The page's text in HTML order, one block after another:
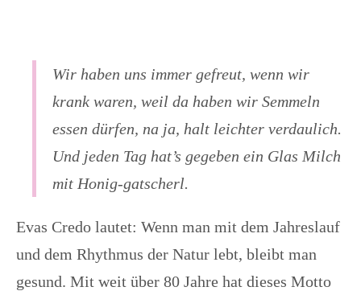
Wir haben uns immer gefreut, wenn wir
krank waren, weil da haben wir Semmeln
essen dürfen, na ja, halt leichter verdaulich.
Und jeden Tag hat’s gegeben ein Glas Milch
mit Honig-gatscherl.
Evas Credo lautet: Wenn man mit dem Jahreslauf
und dem Rhythmus der Natur lebt, bleibt man
gesund. Mit weit über 80 Jahre hat dieses Motto